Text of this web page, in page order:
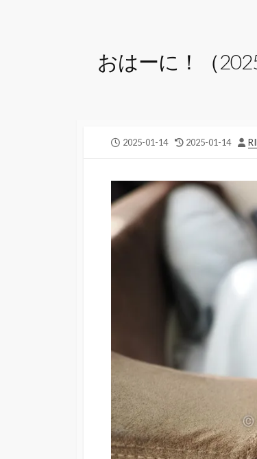
おはーに！（
公
2025-01-14
最
新
2025-01-14
投